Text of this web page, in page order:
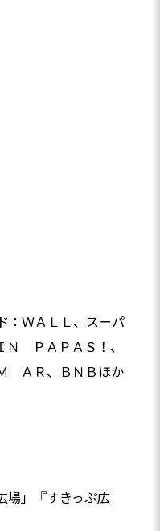
：ＷＡＬＬ、スーパ
ＰＡＰＡＳ！、
ＡＲ、ＢＮＢほか
場」『すきっぷ広